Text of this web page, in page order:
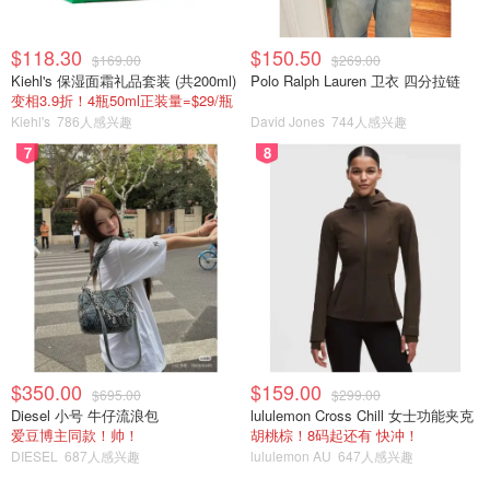
$118.30 $169.00
Kiehl's 保湿面霜礼品套装 (共200ml)
变相3.9折！4瓶50ml正装量=$29/瓶
Kiehl's 786人感兴趣
$150.50 $269.00
Polo Ralph Lauren 卫衣 四分拉链
David Jones 744人感兴趣
7
$350.00 $695.00
Diesel 小号 牛仔流浪包
爱豆博主同款！帅！
DIESEL 687人感兴趣
8
$159.00 $299.00
lululemon Cross Chill 女士功能夹克
胡桃棕！8码起还有 快冲！
lululemon AU 647人感兴趣